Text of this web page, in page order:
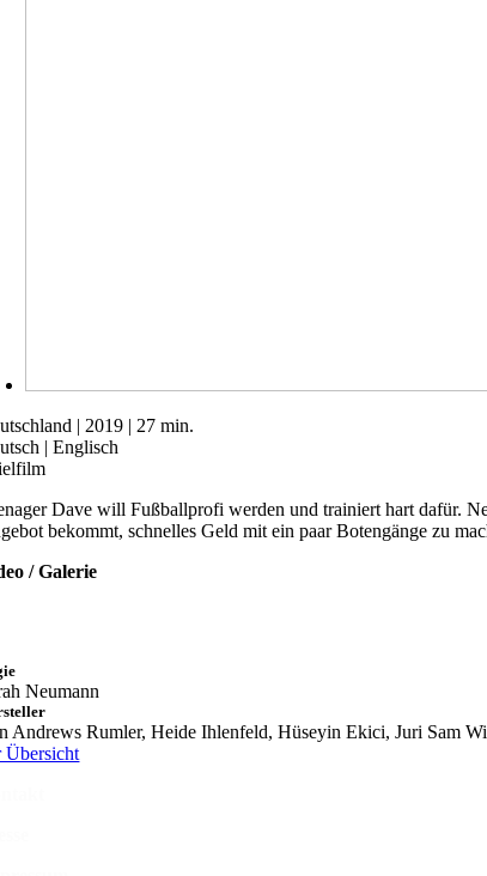
| 2019 | 27 min.
| Englisch
Dave will Fußballprofi werden und trainiert hart dafür.
bekommt, schnelles Geld mit ein paar Botengänge zu
/ Galerie
Neumann
Andrews Rumler, Heide Ihlenfeld, Hüseyin Ekici, Juri Sam
Übersicht